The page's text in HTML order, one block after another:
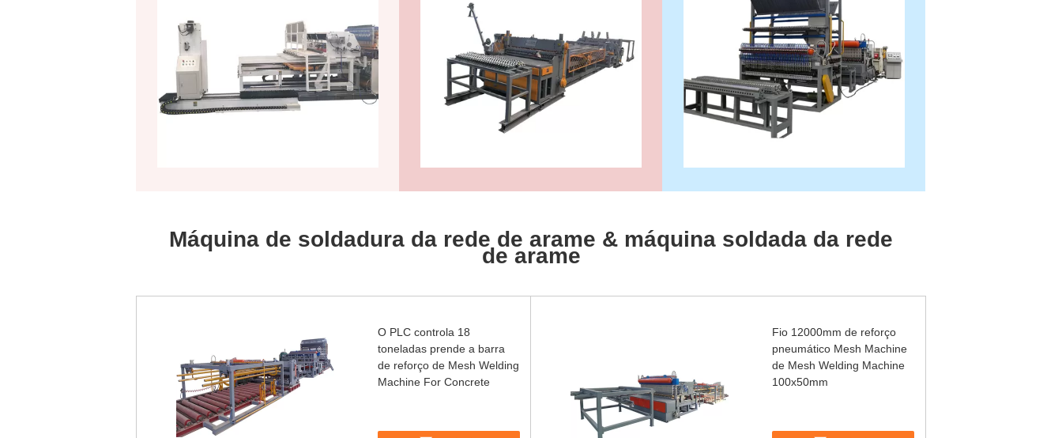
Máquina de soldadura da rede de arame & máquina soldada da rede
de arame
O PLC controla 18
toneladas prende a barra
de reforço de Mesh Welding
Machine For Concrete
Fio 12000mm de reforço
pneumático Mesh Machine
de Mesh Welding Machine
100x50mm